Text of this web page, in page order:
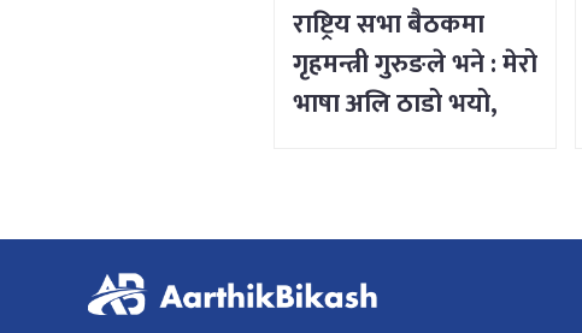
राष्ट्रिय सभा बैठकमा
गृहमन्त्री गुरुङले भने : मेरो
भाषा अलि ठाडो भयो,